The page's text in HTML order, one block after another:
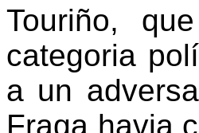
Touriño,
categoria
a un
Fraga havia